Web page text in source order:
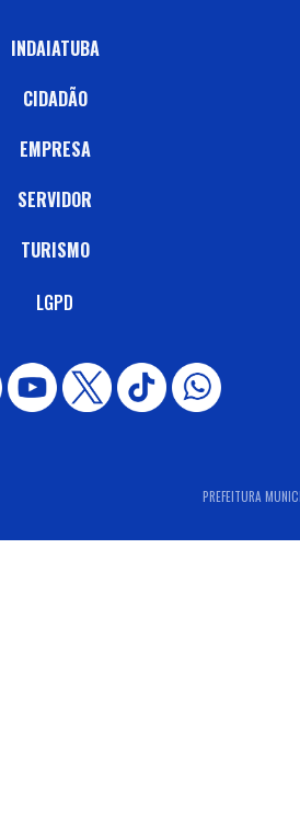
INDAIATUBA
CIDADÃO
EMPRESA
SERVIDOR
TURISMO
LGPD
PREFEITURA